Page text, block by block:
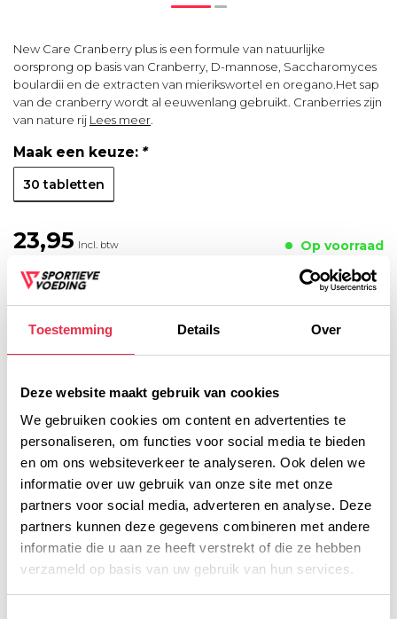
Toestemming Details Over
Deze website maakt gebruik van cookies
We gebruiken cookies om content en advertenties te
personaliseren, om functies voor social media te bieden
en om ons websiteverkeer te analyseren. Ook delen we
informatie over uw gebruik van onze site met onze
partners voor social media, adverteren en analyse. Deze
partners kunnen deze gegevens combineren met andere
informatie die u aan ze heeft verstrekt of die ze hebben
verzameld op basis van uw gebruik van hun services.
New Care Cranberry plus is een formule van natuurlijke
oorsprong op basis van Cranberry, D-mannose, Saccharomyces
boulardii en de extracten van mierikswortel en oregano.Het sap
van de cranberry wordt al eeuwenlang gebruikt. Cranberries zijn
van nature rij Lees meer
Maak een keuze: *
30 tabletten
23,95 Incl. btw Op voorraad
WINKELWAGEN
Voor 16:00 besteld, dezelfde werkdag verzonden!
Gratis verzending vanaf € 45,- (NL)
Gratis cadeau vanaf € 75,-
Productomschrijving
Voedingswaarde